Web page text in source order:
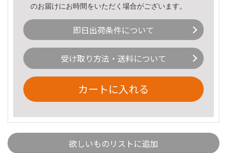
のお届けにお時間をいただく場合がございます。
即日出荷条件について
受け取り方法・送料について
カートに入れる
欲しいものリストに追加